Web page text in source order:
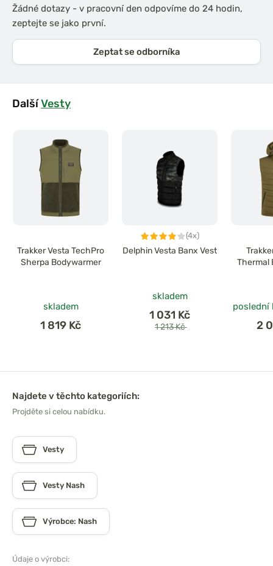
Žádné dotazy - v pracovní den odpovíme do 24 hodin,
zeptejte se jako první.
Zeptat se odborníka
DalšíVesty
Trakker Vesta TechPro
Sherpa Bodywarmer
skladem
1 819 Kč
(4x)
Delphin Vesta Banx Vest
skladem
1 031 Kč
1 213 Kč
Thermal
poslední
2
Najdete v těchto kategoriích:
Projděte si celou nabídku.
Vesty
Vesty Nash
Výrobce: Nash
Údaje o výrobci: